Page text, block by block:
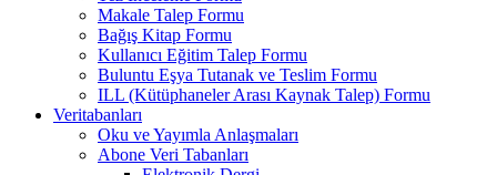
Makale Talep Formu
Bağış Kitap Formu
Kullanıcı Eğitim Talep Formu
Buluntu Eşya Tutanak ve Teslim Formu
ILL (Kütüphaneler Arası Kaynak Talep) Formu
Veritabanları
Oku ve Yayımla Anlaşmaları
Abone Veri Tabanları